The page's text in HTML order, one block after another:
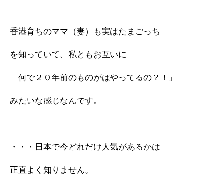
香港育ちのママ（妻）も実はたまごっち
を知っていて、私ともお互いに
「何で２０年前のものがはやってるの？！」
みたいな感じなんです。
・・・日本で今どれだけ人気があるかは
正直よく知りません。